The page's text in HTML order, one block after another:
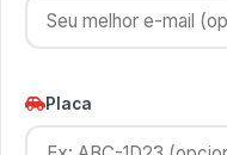
Placa